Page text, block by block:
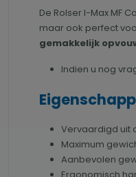
De Rolser I-Max MF
maar ook perfect
gemakkelijk
Indien u nog
Vervaardigd uit
Maximum
Aanbevolen